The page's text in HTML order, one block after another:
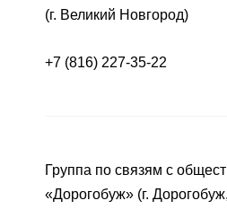
(г. Великий Новгород)
+7 (816) 227-35-22
Группа по связям с
«Дорогобуж» (г.